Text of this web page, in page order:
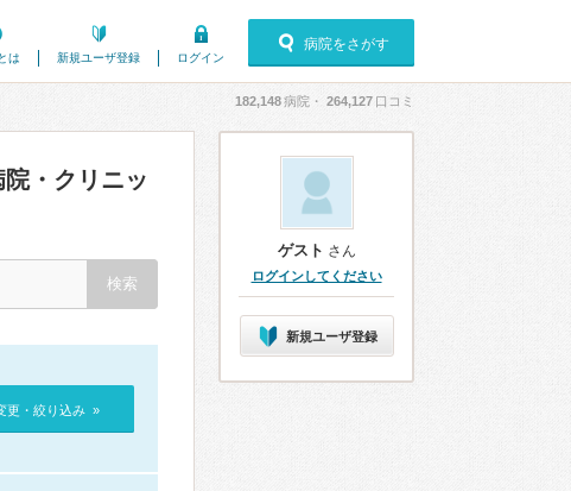
は
新規ユーザ登録 ログイン
病院をさがす
182,148病院・ 264,127 口コミ
・クリニッ
更・絞り込み »
ゲスト さん
ログインしてください
新規ユーザ登録